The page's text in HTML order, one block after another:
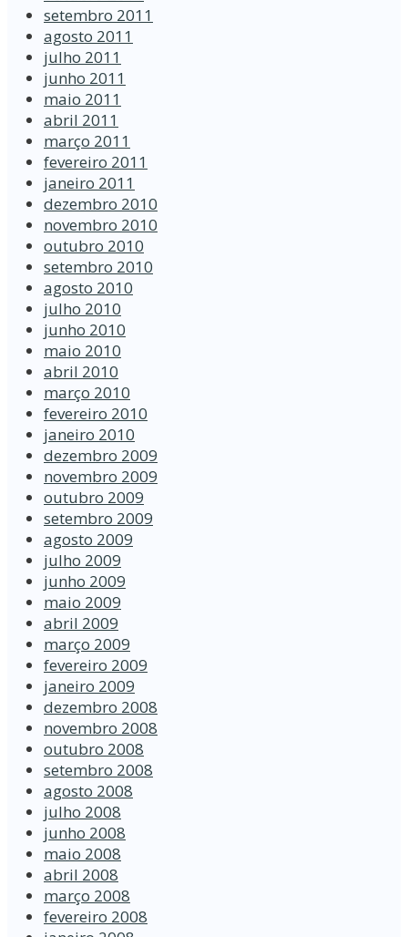
setembro 2011
agosto 2011
julho 2011
junho 2011
maio 2011
abril 2011
março 2011
fevereiro 2011
janeiro 2011
dezembro 2010
novembro 2010
outubro 2010
setembro 2010
agosto 2010
julho 2010
junho 2010
maio 2010
abril 2010
março 2010
fevereiro 2010
janeiro 2010
dezembro 2009
novembro 2009
outubro 2009
setembro 2009
agosto 2009
julho 2009
junho 2009
maio 2009
abril 2009
março 2009
fevereiro 2009
janeiro 2009
dezembro 2008
novembro 2008
outubro 2008
setembro 2008
agosto 2008
julho 2008
junho 2008
maio 2008
abril 2008
março 2008
fevereiro 2008